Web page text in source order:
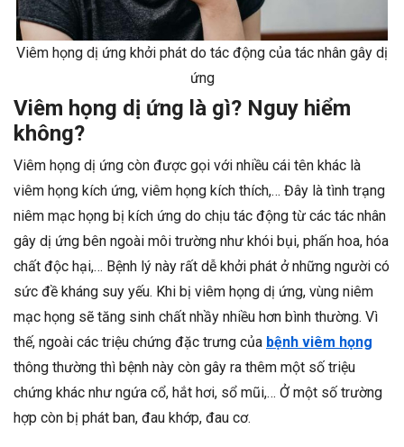
Viêm họng dị ứng khởi phát do tác động của tác nhân gây dị
ứng
Viêm họng dị ứng là gì? Nguy hiểm
không?
Viêm họng dị ứng còn được gọi với nhiều cái tên khác là
viêm họng kích ứng, viêm họng kích thích,… Đây là tình trạng
niêm mạc họng bị kích ứng do chịu tác động từ các tác nhân
gây dị ứng bên ngoài môi trường như khói bụi, phấn hoa, hóa
chất độc hại,… Bệnh lý này rất dễ khởi phát ở những người có
sức đề kháng suy yếu. Khi bị viêm họng dị ứng, vùng niêm
mạc họng sẽ tăng sinh chất nhầy nhiều hơn bình thường. Vì
thế, ngoài các triệu chứng đặc trưng của bệnh viêm họng
thông thường thì bệnh này còn gây ra thêm một số triệu
chứng khác như ngứa cổ, hắt hơi, sổ mũi,… Ở một số trường
hợp còn bị phát ban, đau khớp, đau cơ.